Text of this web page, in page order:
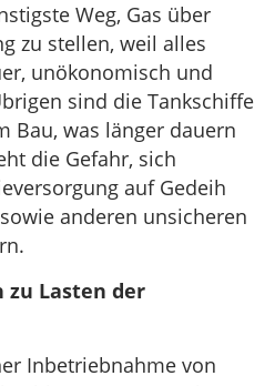
Weg, Gas über
zu stellen, weil alles
unökonomisch und
sind die Tankschiffe
Bau, was länger dauern
die Gefahr, sich
auf Gedeih
anderen unsicheren
zu Lasten der
Inbetriebnahme von